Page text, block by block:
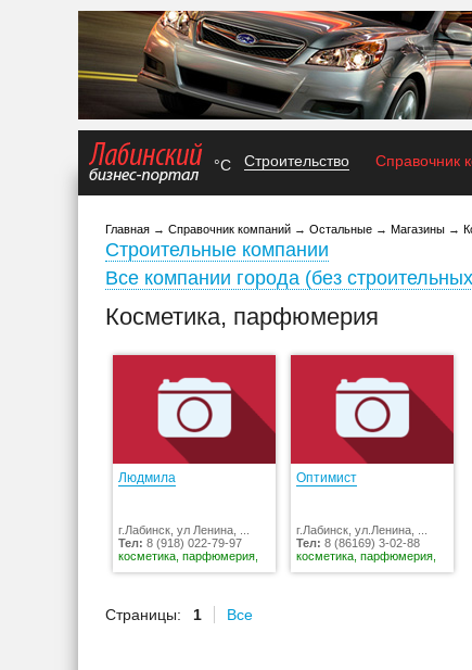
°C Строительство Справочник
Главная → Справочник компаний → Остальные → Магазины →
Строительные компании
Все компании города (без
Косметика, парфюмерия
Людмила
г.Лабинск, ул Ленина, ...
Тел: 8 (918) 022-79-97
косметика, парфюмерия,
Оптимист
г.Лабинск, ул.Ленина, ...
Тел: 8 (86169) 3-02-88
косметика, парфюмерия,
Страницы: 1 Все